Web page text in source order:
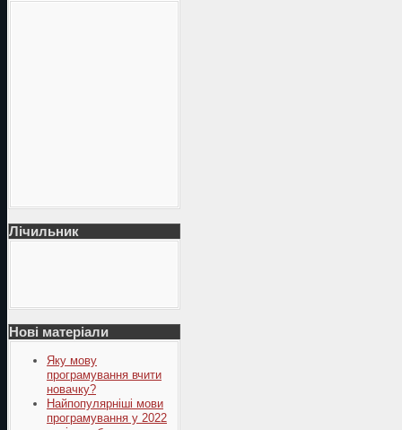
Лічильник
Нові матеріали
Яку мову
програмування вчити
новачку?
Найпопулярніші мови
програмування у 2022